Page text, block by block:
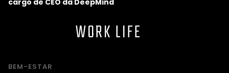
WORK LIFE
BEM-ESTAR